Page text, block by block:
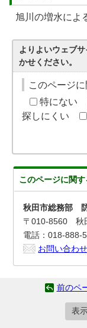
旭川の増水によ
よりよいウェブ
かせください。
このページ
特にない
探しにくい
このページに関す
秋田市総務部
〒010-8560 秋
電話：018-
お問い合わ
前のペ
表